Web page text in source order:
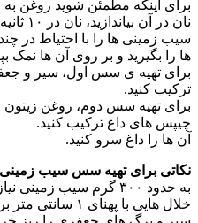
برای اینکه مطمئن شوید روغن
نان در آن بیاندازید، نان در ۱۰ ثانیه طلایی می شود.
سیب زمینی ها را با احتیاط در
ها را بگیرید و بر روی آن ها نمک
برای تهیه ی سس اول، سیر و
ترکیب کنید.
برای تهیه سس دوم، روغن زیتون و
چیپس های داغ ترکیب کنید.
آن ها را داغ سرو کنید.
نکاتی برای تهیه سس سیب
به حدود ۳۰۰ گرم سیب
خلال هایی با پهنای ۱ سانتی متر برش دهید.